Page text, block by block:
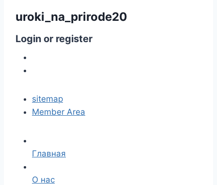
uroki_na_prirode20
Login or register
sitemap
Member Area
Главная
О нас